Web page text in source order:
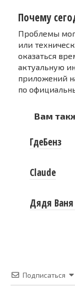
Почему
Проблемы
или
оказаться
актуальную
приложений
по
Вам
ГдеБенз
Claude
Дядя Ваня
Подписаться